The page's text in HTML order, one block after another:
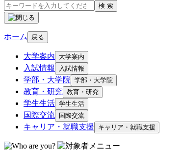
検 索
ホーム 戻る
大学案内 大学案内
入試情報 入試情報
学部・大学院 学部・大学院
教育・研究 教育・研究
学生生活 学生生活
国際交流 国際交流
キャリア・就職支援 キャリア・就職支援